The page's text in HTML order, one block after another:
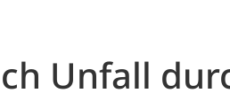
Unfall